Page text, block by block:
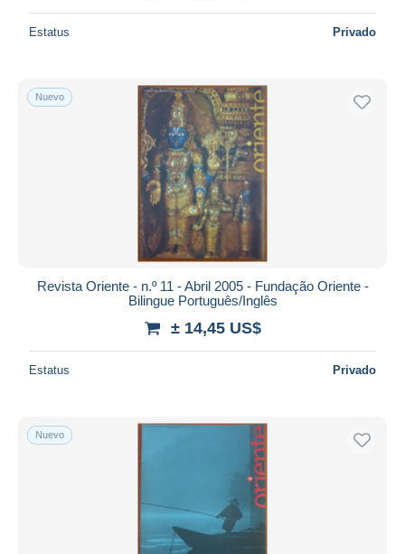
Estatus Privado
Nuevo
Revista Oriente - n.º 11 - Abril 2005 - Fundação Oriente -
Bilingue Português/Inglês
± 14,45 US$
Estatus Privado
Nuevo